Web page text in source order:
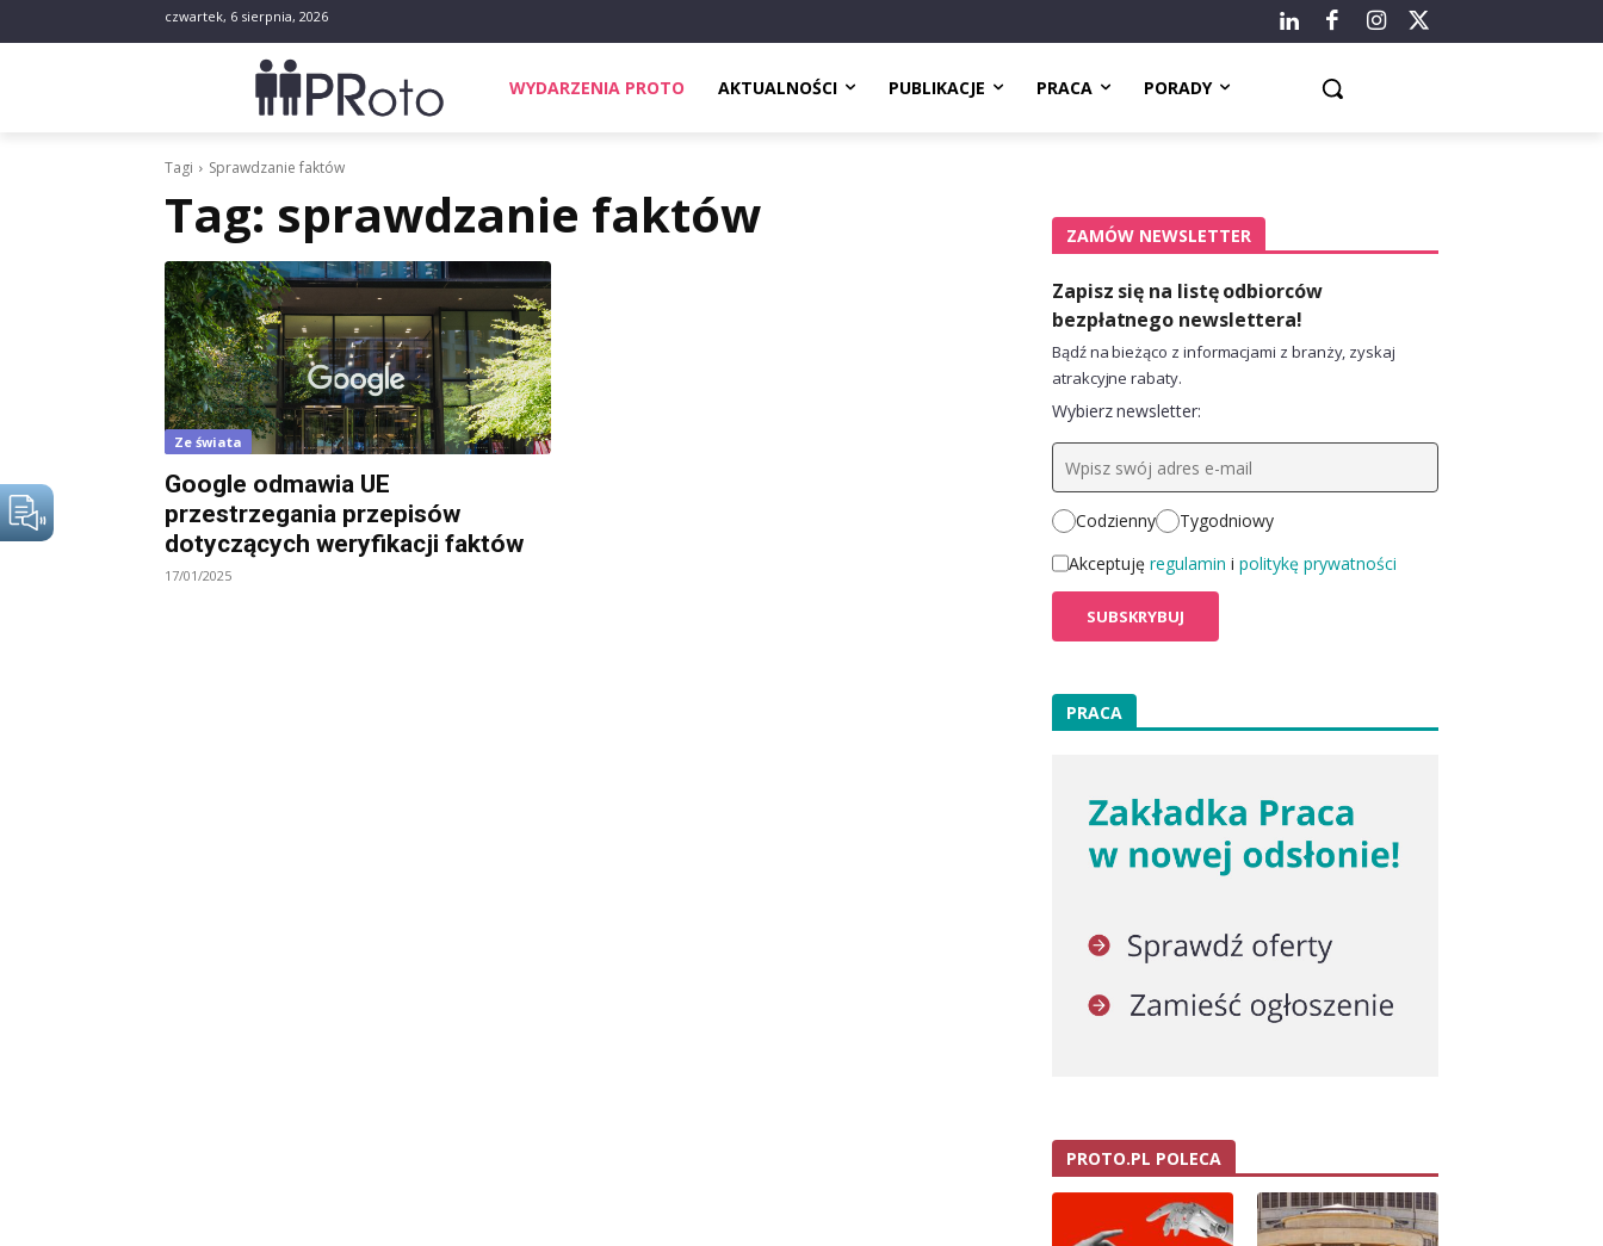
czwartek, 6 sierpnia, 2026
WYDARZENIA PROTO AKTUALNOŚCI PUBLIKACJE PRACA PORADY
Tagi Sprawdzanie faktów
Tag: sprawdzanie faktów
Ze świata
Google odmawia UE
przestrzegania przepisów
dotyczących weryfikacji faktów
17/01/2025
ZAMÓW NEWSLETTER
Zapisz się na listę odbiorców
bezpłatnego newslettera!
Bądź na bieżąco z informacjami z branży, zyskaj
atrakcyjne rabaty.
Wybierz newsletter:
Codzienny
Tygodniowy
Akceptuję regulamin i politykę prywatności
PRACA
PROTO.PL POLECA